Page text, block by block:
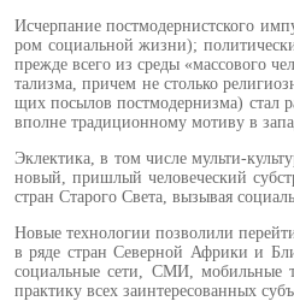
Исчерпание постмодернистского
ром социальной жизни);
прежде всего из среды «массового
тализма, причем не столько
щих посылов постмодернизма) стал
вполне традиционному мотиву в
Эклектика, в том числе мульти-
новый, пришлый человече­ский
стран Старого Света, вызывая
Новые технологии позволили
в ряде стран Северной Аф­рики и
социальные сети, СМИ, мобильные
практи­ку всех заинтересованных